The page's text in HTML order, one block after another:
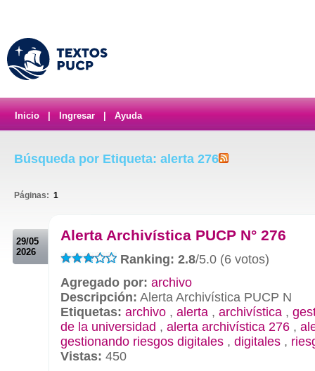
Inicio Ingresar Ayuda
Búsqueda por Etiqueta: alerta 276
Páginas: 1
29/05
2026
Alerta Archivística PUCP N° 276
Ranking: 2.8/5.0 (6 votos)
Agregado por: archivo
Descripción: Alerta Archivística PUCP N
Etiquetas: archivo , alerta , archivística ,
de la universidad , alerta archivística 276 ,
gestionando riesgos digitales , digitales ,
Vistas: 450